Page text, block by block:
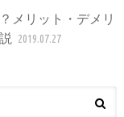
メリット・デメリ
2019.07.27